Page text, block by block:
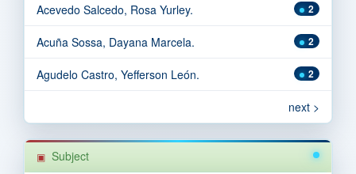
2
Acevedo Salcedo, Rosa Yurley.
2
Acuña Sossa, Dayana Marcela.
2
Agudelo Castro, Yefferson León.
next >
Subject